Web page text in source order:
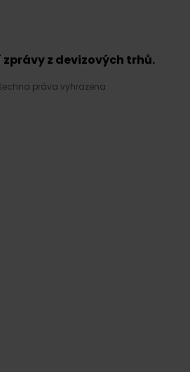
zprávy z devizových trhů.
práva vyhrazena.